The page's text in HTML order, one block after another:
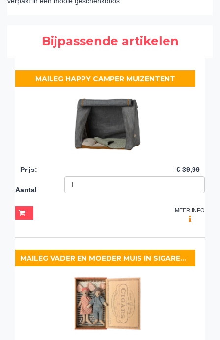
Bijpassende artikelen
MAILEG HAPPY CAMPER MUIZENTENT
Prijs: € 39,99
Aantal
MEER INFO
MAILEG VADER EN MOEDER MUIS IN SIGARENDOOS